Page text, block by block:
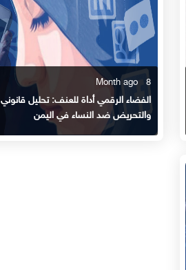
8 Month ago
الفضاء الرقمي أداة للعنف: تحليل
والتحريض ضد النساء في اليمن